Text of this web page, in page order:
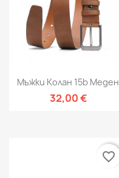
Мъжки Колан 15b Меден
32,00 €
favorite_border